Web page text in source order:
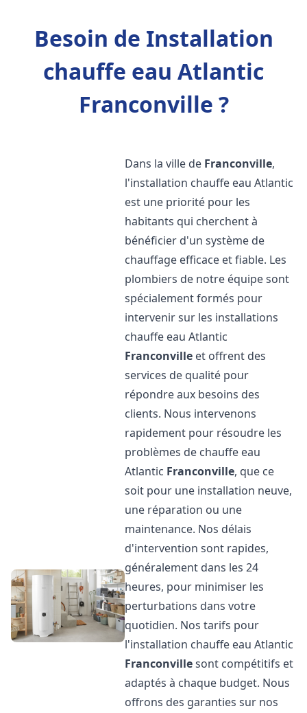
Besoin de Installation
chauffe eau Atlantic
Franconville ?
Dans la ville de Franconville,
l'installation chauffe eau Atlantic
est une priorité pour les
habitants qui cherchent à
bénéficier d'un système de
chauffage efficace et fiable. Les
plombiers de notre équipe sont
spécialement formés pour
intervenir sur les installations
chauffe eau Atlantic
Franconville et offrent des
services de qualité pour
répondre aux besoins des
clients. Nous intervenons
rapidement pour résoudre les
problèmes de chauffe eau
Atlantic Franconville, que ce
soit pour une installation neuve,
une réparation ou une
maintenance. Nos délais
d'intervention sont rapides,
généralement dans les 24
heures, pour minimiser les
perturbations dans votre
quotidien. Nos tarifs pour
l'installation chauffe eau Atlantic
Franconvillesont compétitifs et
adaptés à chaque budget. Nous
offrons des garanties sur nos